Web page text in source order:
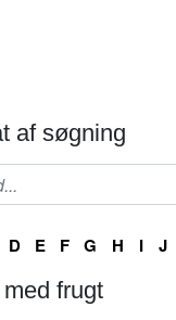
af søgning
D E F G H I J
frugt